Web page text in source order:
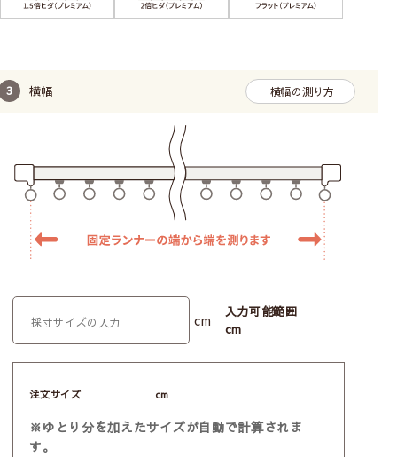
ホワイト×淡いくすみイエローで明るい雰囲気です。
とても上質な生地ですので、ぜひ無料サンプルを手に取
ってみてくださいね♪
横幅 横幅の測り方
cm
入力可能範囲
cm
注文サイズ cm
※ゆとり分を加えたサイズが自動で計算されま
す。